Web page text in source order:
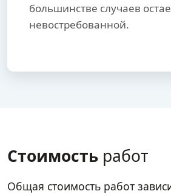
большинстве случаев
невостребованной.
Стоимость работ
Общая стоимость работ